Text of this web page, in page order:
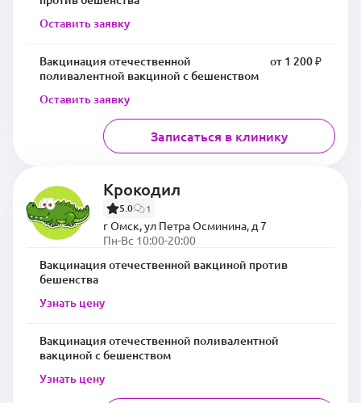
Оставить заявку
Вакцинация отечественной
поливалентной вакциной с бешенством
от 1 200 ₽
Оставить заявку
Записаться в клинику
Крокодил
5.0 1
г Омск, ул Петра Осминина, д 7
Пн-Вс 10:00-20:00
Вакцинация отечественной вакциной против
бешенства
Узнать цену
Вакцинация отечественной поливалентной
вакциной с бешенством
Узнать цену